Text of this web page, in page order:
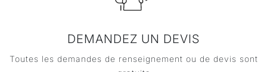
DEMANDEZ UN DEVIS
Toutes les demandes de renseignement ou de devis sont